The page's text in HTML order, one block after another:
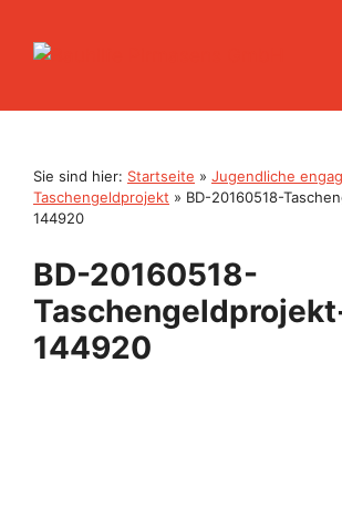
Inhalt
Sie sind hier: Startseite » Jugendliche
Taschengeldprojekt » BD-20160518-
144920
BD-20160518-
144920